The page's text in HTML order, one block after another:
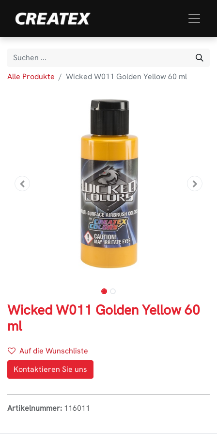
Alle Produkte Wicked W011 Golden Yellow 60 ml
Wicked W011 Golden Yellow 60
ml
Auf die Wunschliste
Kontaktieren Sie uns
Artikelnummer: 116011